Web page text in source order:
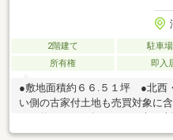
2階建て 駐車
所有権
即入
●敷地面積約６６.５１坪 ●北
い側の古家付土地も売買対象に
本店まで徒歩１４分 ※写真中の